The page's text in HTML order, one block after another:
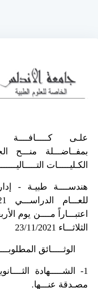
علـى كـــــافــــة
بمفــاضـــلة منـــح
الكـليـــــات
هندســــة طبيـة -
للعـــام الدراســـي 2021-2022
الثلاثـــاء 23/11/2021
الوثـــــائق
1- الشـــــهادة
مصـدقة عنـــها.